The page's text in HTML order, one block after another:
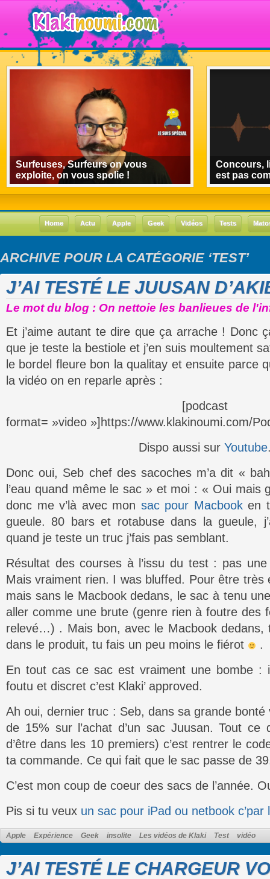
Surfeuses, Surfeurs on vous
exploite, on vous spolie !
Concours,
est pas
Home Actu Apple Geek Vidéos Tests
ARCHIVE POUR LA CATÉGORIE ‘TEST’
J’AI TESTÉ LE JUUSAN
Le mot du blog : On nettoie les banlieues de
Et j’aime autant te dire que ça arrache ! Donc
que je teste la bestiole et j’en suis moultement
le bordel fleure bon la qualitay et ensuite parce
la vidéo on en reparle après :
[podcast
format= »video »]https://www.klakinoumi.com/
Dispo aussi sur Youtube
Donc oui, Seb chef des sacoches m’a dit «
l’eau quand même le sac » et moi : « Oui mais
donc me v’là avec mon sac pour Macbooken
gueule. 80 bars et rotabuse dans la gueule,
quand je teste un truc j’fais pas semblant.
Résultat des courses à l’issu du test : pas
Mais vraiment rien. I was bluffed. Pour être très
mais sans le Macbook dedans, le sac à tenu
aller comme une brute (genre rien à foutre des
relevé…) . Mais bon, avec le Macbook dedans,
dans le produit, tu fais un peu moins le fiérot
.
En tout cas ce sac est vraiment une bombe :
foutu et discret c’est Klaki’ approved.
Ah oui, dernier truc : Seb, dans sa grande
de 15% sur l’achat d’un sac Juusan. Tout ce
d’être dans les 10 premiers) c’est rentrer le
ta commande. Ce qui fait que le sac passe de
C’est mon coup de coeur des sacs de l’année.
Pis si tu veux un sac pour iPad ou netbook c’par
Apple Expérience Geek insolite Les vidéos de Klaki Test vidéo
J’AI TESTÉ LE CHARGEUR